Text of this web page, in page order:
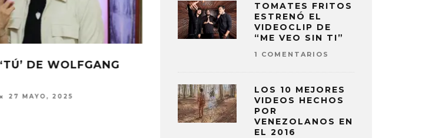
ANUNCIA
‘GORGEOUS’
MAYO, 2025
TOMATES FRITOS
ESTRENÓ EL
VIDEOCLIP DE
“ME VEO SIN TI”
1 COMENTARIOS
LOS 10 MEJORES
VIDEOS HECHOS
POR
VENEZOLANOS EN
EL 2016